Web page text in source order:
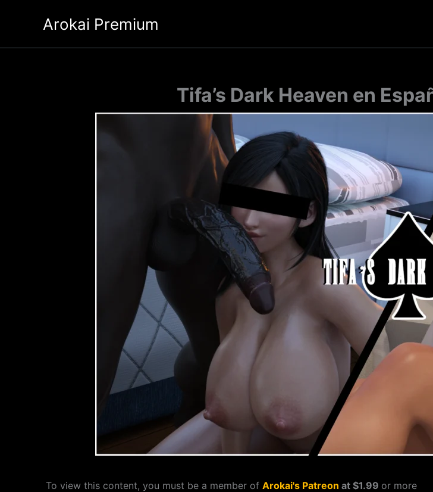
Arokai Premium
Tifa’s Dark Heaven en
To view this content, you must be a member of Arokai's Patreon at $1.99 or more